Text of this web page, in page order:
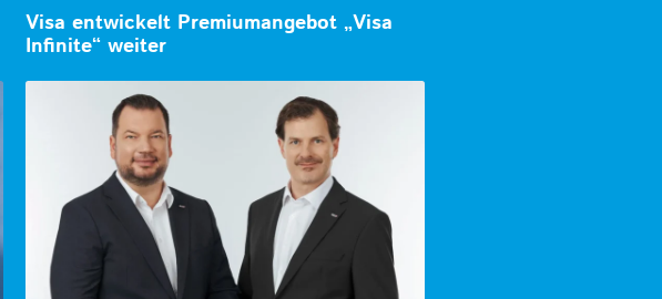
Visa entwickelt Premiumangebot „Visa
Infinite“ weiter